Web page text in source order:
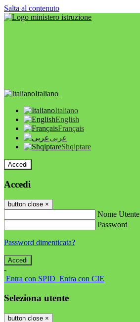
Salta al contenuto
Italiano
Italiano
English
Français
عربى
Shqiptare
Accedi
Accedi
button close ×
Nome Utente
Password
Password dimenticata?
-
Entra con SPID Entra con CIE
Seleziona utente
button close ×